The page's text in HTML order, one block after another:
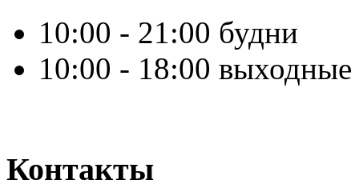
10:00 - 21:00 будни
10:00 - 18:00 выходные
Контакты